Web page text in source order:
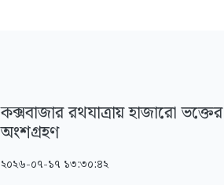
কক্সবাজার রথযাত্রায় হাজারো ভক্তের
অংশগ্রহণ
২০২৬-০৭-১৭ ১৩:৩০:৪২